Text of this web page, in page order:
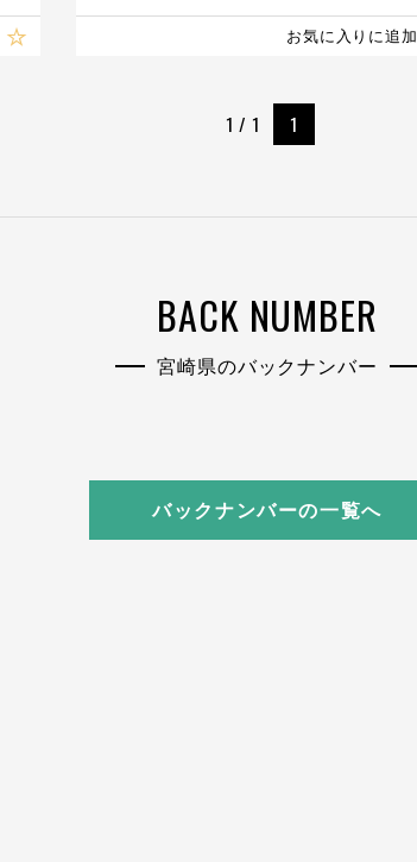
お気に入りに追加
1 / 1 1
BACK NUMBER
宮崎県のバックナンバー
バックナンバーの一覧へ